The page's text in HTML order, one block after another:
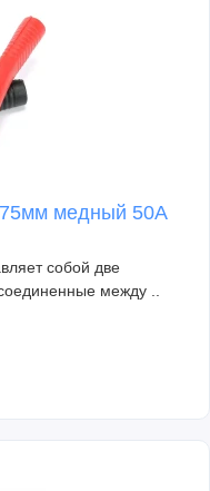
медный 50A
собой две
между ..